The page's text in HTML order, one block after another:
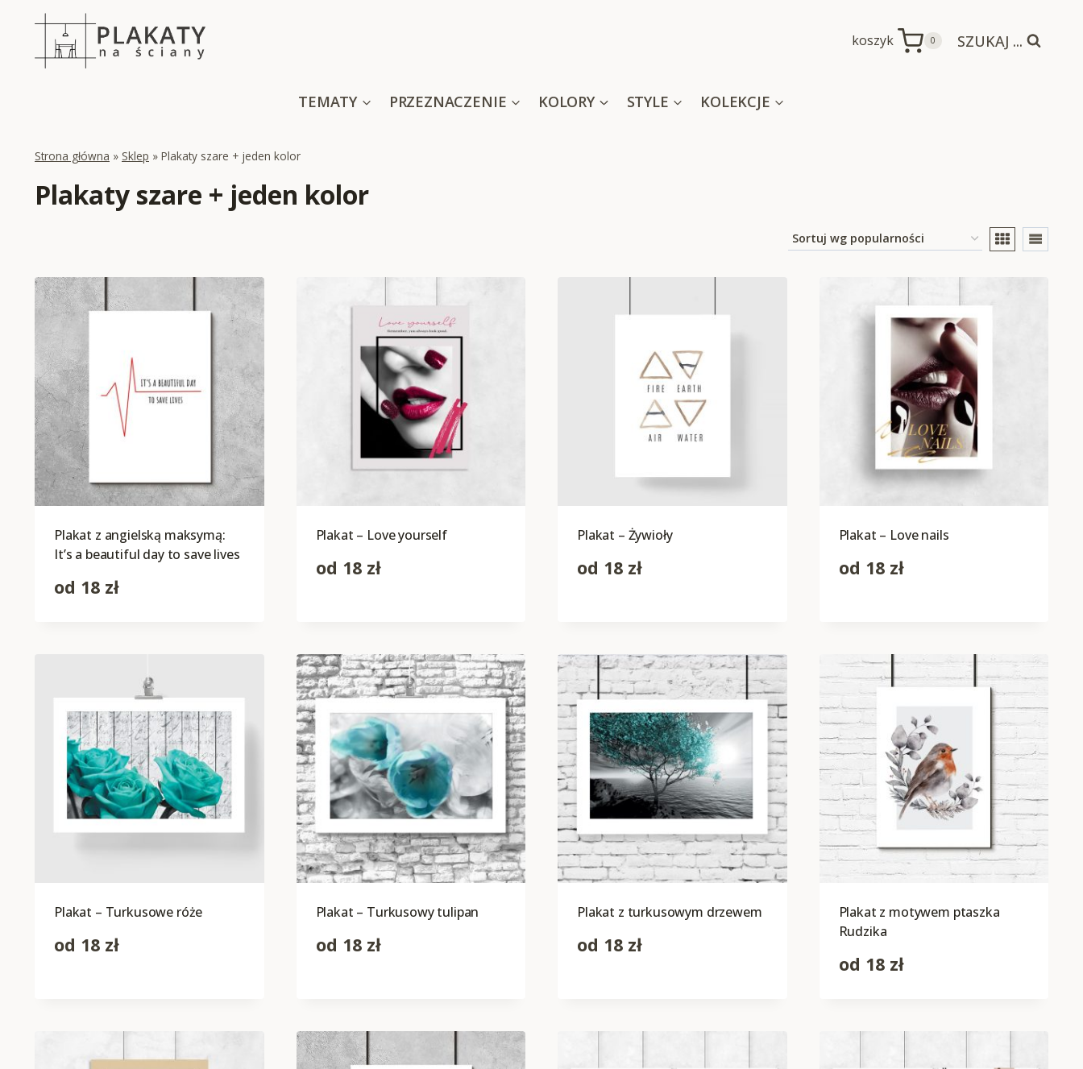
koszyk 0 SZUKAJ ...
TEMATY PRZEZNACZENIE KOLORY STYLE KOLEKCJE
Strona główna » Sklep » Plakaty szare + jeden kolor
Plakaty szare + jeden kolor
Plakat z angielską maksymą:
It’s a beautiful day to save lives
od 18 zł
Plakat – Love yourself
od 18 zł
Plakat – Żywioły
od 18 zł
Plakat – Love nails
od 18 zł
Plakat – Turkusowe róże
od 18 zł
Plakat – Turkusowy tulipan
od 18 zł
Plakat z turkusowym drzewem
od 18 zł
Plakat z motywem ptaszka
Rudzika
od 18 zł